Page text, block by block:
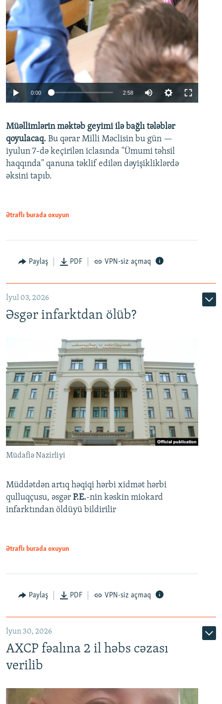
Auto 240p 360p 480p
720p 1080p
0:00 2:58
360p
480p
720p
Müəllimlərin məktəb geyimi ilə bağlı tələblər
qoyulacaq. Bu qərar Milli Məclisin bu gün —
iyulun 7-də keçirilən iclasında "Ümumi təhsil
haqqında" qanuna təklif edilən dəyişikliklərdə
əksini tapıb.
Ətraflı burada oxuyun
Paylaş PDF VPN-siz açmaq
İyul 03, 2026
Əsgər infarktdan ölüb?
Müdafiə Nazirliyi
Müddətdən artıq həqiqi hərbi xidmət hərbi
qulluqçusu, əsgər P.E.-nin kəskin miokard
infarktından öldüyü bildirilir
Ətraflı burada oxuyun
Paylaş PDF VPN-siz açmaq
İyun 30, 2026
AXCP fəalına 2 il həbs cəzası
verilib